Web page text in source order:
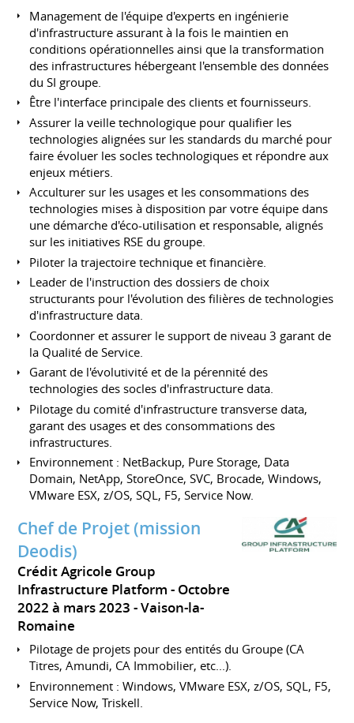
Management de l'équipe d'experts en ingénierie
d'infrastructure assurant à la fois le maintien en
conditions opérationnelles ainsi que la transformation
des infrastructures hébergeant l'ensemble des données
du SI groupe.
Être l'interface principale des clients et fournisseurs.
Assurer la veille technologique pour qualifier les
technologies alignées sur les standards du marché pour
faire évoluer les socles technologiques et répondre aux
enjeux métiers.
Acculturer sur les usages et les consommations des
technologies mises à disposition par votre équipe dans
une démarche d'éco-utilisation et responsable, alignés
sur les initiatives RSE du groupe.
Piloter la trajectoire technique et financière.
Leader de l'instruction des dossiers de choix
structurants pour l'évolution des filières de technologies
d'infrastructure data.
Coordonner et assurer le support de niveau 3 garant de
la Qualité de Service.
Garant de l'évolutivité et de la pérennité des
technologies des socles d'infrastructure data.
Pilotage du comité d'infrastructure transverse data,
garant des usages et des consommations des
infrastructures.
Environnement : NetBackup, Pure Storage, Data
Domain, NetApp, StoreOnce, SVC, Brocade, Windows,
VMware ESX, z/OS, SQL, F5, Service Now.
Chef de Projet (mission
Deodis)
Crédit Agricole Group
Infrastructure Platform
Octobre
2022 à mars 2023 Vaison-la-
Romaine
Pilotage de projets pour des entités du Groupe (CA
Titres, Amundi, CA Immobilier, etc...).
Environnement : Windows, VMware ESX, z/OS, SQL, F5,
Service Now, Triskell.